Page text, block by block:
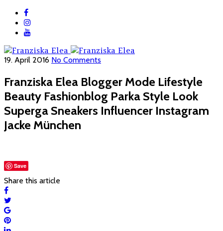
19. April 2016 No Comments
Franziska Elea Blogger Mode Lifestyle
Beauty Fashionblog Parka Style Look
Superga Sneakers Influencer Instagram
Jacke München
Save
Share this article